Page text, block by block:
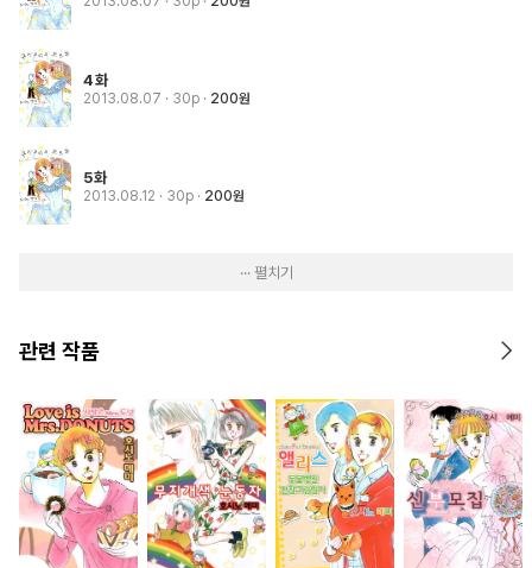
4화
2013.08.07 · 30p 200원
5화
2013.08.12 · 30p 200원
··· 펼치기
관련 작품